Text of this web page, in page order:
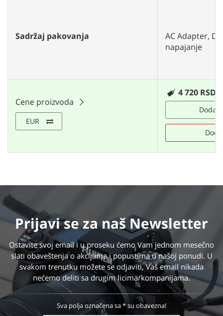
Sadržaj pakovanja
AC Adapter,
napajanje
Cene proizvoda
EUR
4 720 RSD
Dodaj
Prijavi seza naš Newsletter
Ostavite svoj email i u proseku ćemo Vam jednom mesečno
slati obaveštenja o akcijama i popustima u našoj ponudi. U
svakom trenutku možete se odjaviti, Vaš email nikada
nećemo deliti sa drugim licima/kompanijama.
Sva polja označena sa * su obavezna!